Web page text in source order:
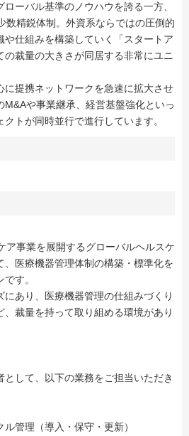
ーバル基準のノウハウを誇る一方、
数精鋭体制。外資系ならではの圧倒的
や仕組みを構築していく「スタートア
の裁量の大きさが同居する非常にユニ
に提携ネットワークを急速に拡大させ
M&Aや事業継承、経営基盤強化といっ
トが同時並行で進行しています。
ア事業を展開するグローバルヘルスケ
、医療機器管理体制の構築・標準化を
す。
にあり、医療機器管理の仕組みづくり
裁量を持って取り組める環境があり
として、以下の業務をご担当いただき
ル管理（導入・保守・更新）